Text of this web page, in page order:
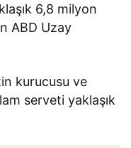
6,8 milyon
ABD Uzay
kurucusu ve
serveti yaklaşık